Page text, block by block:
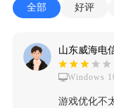
全部 好评
山东威海电
Windows
游戏优化不